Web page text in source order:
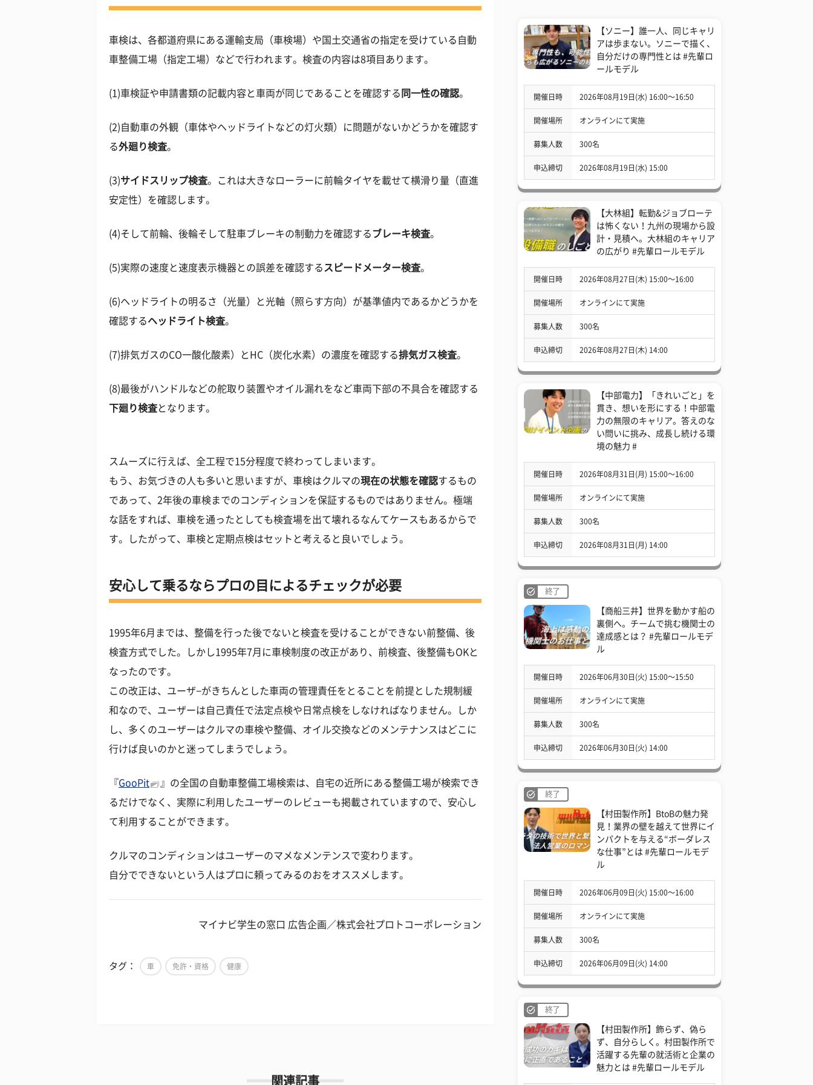
車検は、各都道府県にある運輸支局（車検場）や国土交通省の指定を受けている自動
車整備工場（指定工場）などで行われます。検査の内容は8項目あります。
(1)車検証や申請書類の記載内容と車両が同じであることを確認する 同一性の確認。
(2)自動車の外観（車体やヘッドライトなどの灯火類）に問題がないかどうかを確認す
る外廻り検査。
(3)サイドスリップ検査。これは大きなローラーに前輪タイヤを載せて横滑り量（直進
安定性）を確認します。
(4)そして前輪、後輪そして駐車ブレーキの制動力を確認する ブレーキ検査。
(5)実際の速度と速度表示機器との誤差を確認する スピードメーター検査。
(6)ヘッドライトの明るさ（光量）と光軸（照らす方向）が基準値内であるかどうかを
確認するヘッドライト検査。
(7)排気ガスのCO一酸化酸素）とHC（炭化水素）の濃度を確認する排気ガス検査。
(8)最後がハンドルなどの舵取り装置やオイル漏れをなど車両下部の不具合を確認する
下廻り検査となります。
スムーズに行えば、全工程で15分程度で終わってしまいます。
もう、お気づきの人も多いと思いますが、車検はクルマの現在の状態を確認するもの
であって、2年後の車検までのコンディションを保証するものではありません。極端
な話をすれば、車検を通ったとしても検査場を出て壊れるなんてケースもあるからで
す。したがって、車検と定期点検はセットと考えると良いでしょう。
安心して乗るならプロの目によるチェックが必要
1995年6月までは、整備を行った後でないと検査を受けることができない前整備、後
検査方式でした。しかし1995年7月に車検制度の改正があり、前検査、後整備もOKと
なったのです。
この改正は、ユーザ−がきちんとした車両の管理責任をとることを前提とした規制緩
和なので、ユーザーは自己責任で法定点検や日常点検をしなければなりません。しか
し、多くのユーザーはクルマの車検や整備、オイル交換などのメンテナンスはどこに
行けば良いのかと迷ってしまうでしょう。
『GooPit
』の全国の自動車整備工場検索は、自宅の近所にある整備工場が検索でき
るだけでなく、実際に利用したユーザーのレビューも掲載されていますので、安心し
て利用することができます。
クルマのコンディションはユーザーのマメなメンテンスで変わります。
自分でできないという人はプロに頼ってみるのおをオススメします。
マイナビ学生の窓口 広告企画／株式会社プロトコーポレーション
タグ： 車 免許・資格 健康
関連記事
【ソニー】誰一人、同じキャリ
アは歩まない。ソニーで描く、
自分だけの専門性とは #先輩ロ
ールモデル
開催日時 2026年08月19日(水) 16:00〜16:50
開催場所 オンラインにて実施
募集人数 300名
申込締切 2026年08月19日(水) 15:00
【大林組】転勤&ジョブローテ
は怖くない！九州の現場から設
計・見積へ。大林組のキャリア
の広がり #先輩ロールモデル
開催日時 2026年08月27日(木) 15:00〜16:00
開催場所 オンラインにて実施
募集人数 300名
申込締切 2026年08月27日(木) 14:00
【中部電力】「きれいごと」を
貫き、想いを形にする！中部電
力の無限のキャリア。答えのな
い問いに挑み、成長し続ける環
境の魅力 #
開催日時 2026年08月31日(月) 15:00〜16:00
開催場所 オンラインにて実施
募集人数 300名
申込締切 2026年08月31日(月) 14:00
終了
【商船三井】世界を動かす船の
裏側へ。チームで挑む機関士の
達成感とは？ #先輩ロールモデ
ル
開催日時 2026年06月30日(火) 15:00〜15:50
開催場所 オンラインにて実施
募集人数 300名
申込締切 2026年06月30日(火) 14:00
終了
【村田製作所】BtoBの魅力発
見！業界の壁を越えて世界にイ
ンパクトを与える“ボーダレス
な仕事”とは #先輩ロールモデ
ル
開催日時 2026年06月09日(火) 15:00〜16:00
開催場所 オンラインにて実施
募集人数 300名
申込締切 2026年06月09日(火) 14:00
終了
【村田製作所】飾らず、偽ら
ず、自分らしく。村田製作所で
活躍する先輩の就活術と企業の
魅力とは #先輩ロールモデル